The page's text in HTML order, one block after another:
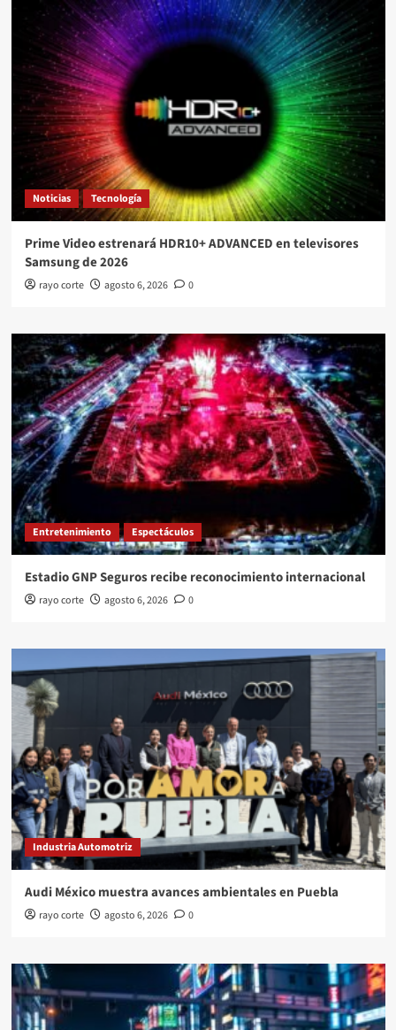
Noticias Tecnología
Prime Video estrenará HDR10+ ADVANCED en televisores
Samsung de 2026
rayo corte agosto 6, 2026 0
Entretenimiento Espectáculos
Estadio GNP Seguros recibe reconocimiento internacional
rayo corte agosto 6, 2026 0
Industria Automotriz
Audi México muestra avances ambientales en Puebla
rayo corte agosto 6, 2026 0